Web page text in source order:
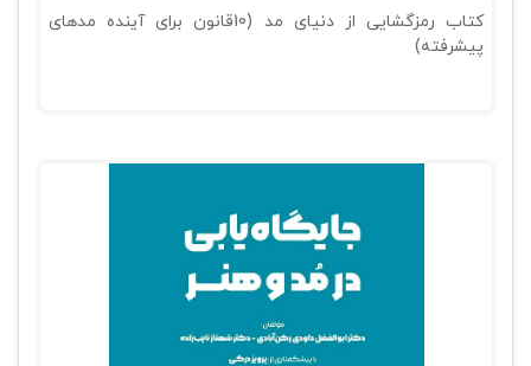
کتاب رمزگشایی از دنیای مد (10قانون برای آینده مدهای
پیشرفته)